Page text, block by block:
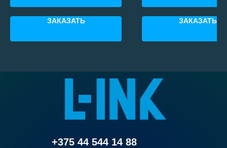
ЗАКАЗАТЬ ЗАКАЗАТЬ
+375 44 544 14 88